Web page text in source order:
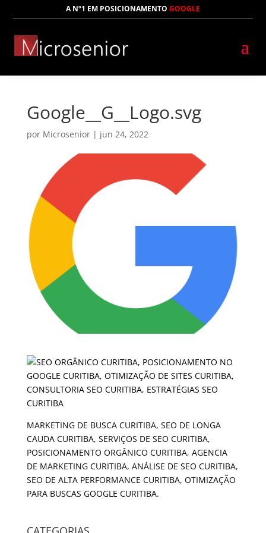
A Nº1 EM POSICIONAMENTO GOOGLE
Google__G__Logo.svg
por Microsenior| jun 24, 2022
MARKETING DE BUSCA CURITIBA, SEO DE LONGA
CAUDA CURITIBA, SERVIÇOS DE SEO CURITIBA,
POSICIONAMENTO ORGÂNICO CURITIBA, AGENCIA
DE MARKETING CURITIBA, ANÁLISE DE SEO CURITIBA,
SEO DE ALTA PERFORMANCE CURITIBA, OTIMIZAÇÃO
PARA BUSCAS GOOGLE CURITIBA.